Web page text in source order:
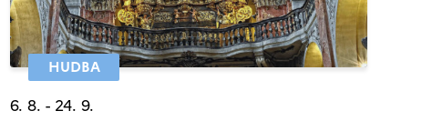
HUDBA
6. 8. - 24. 9.